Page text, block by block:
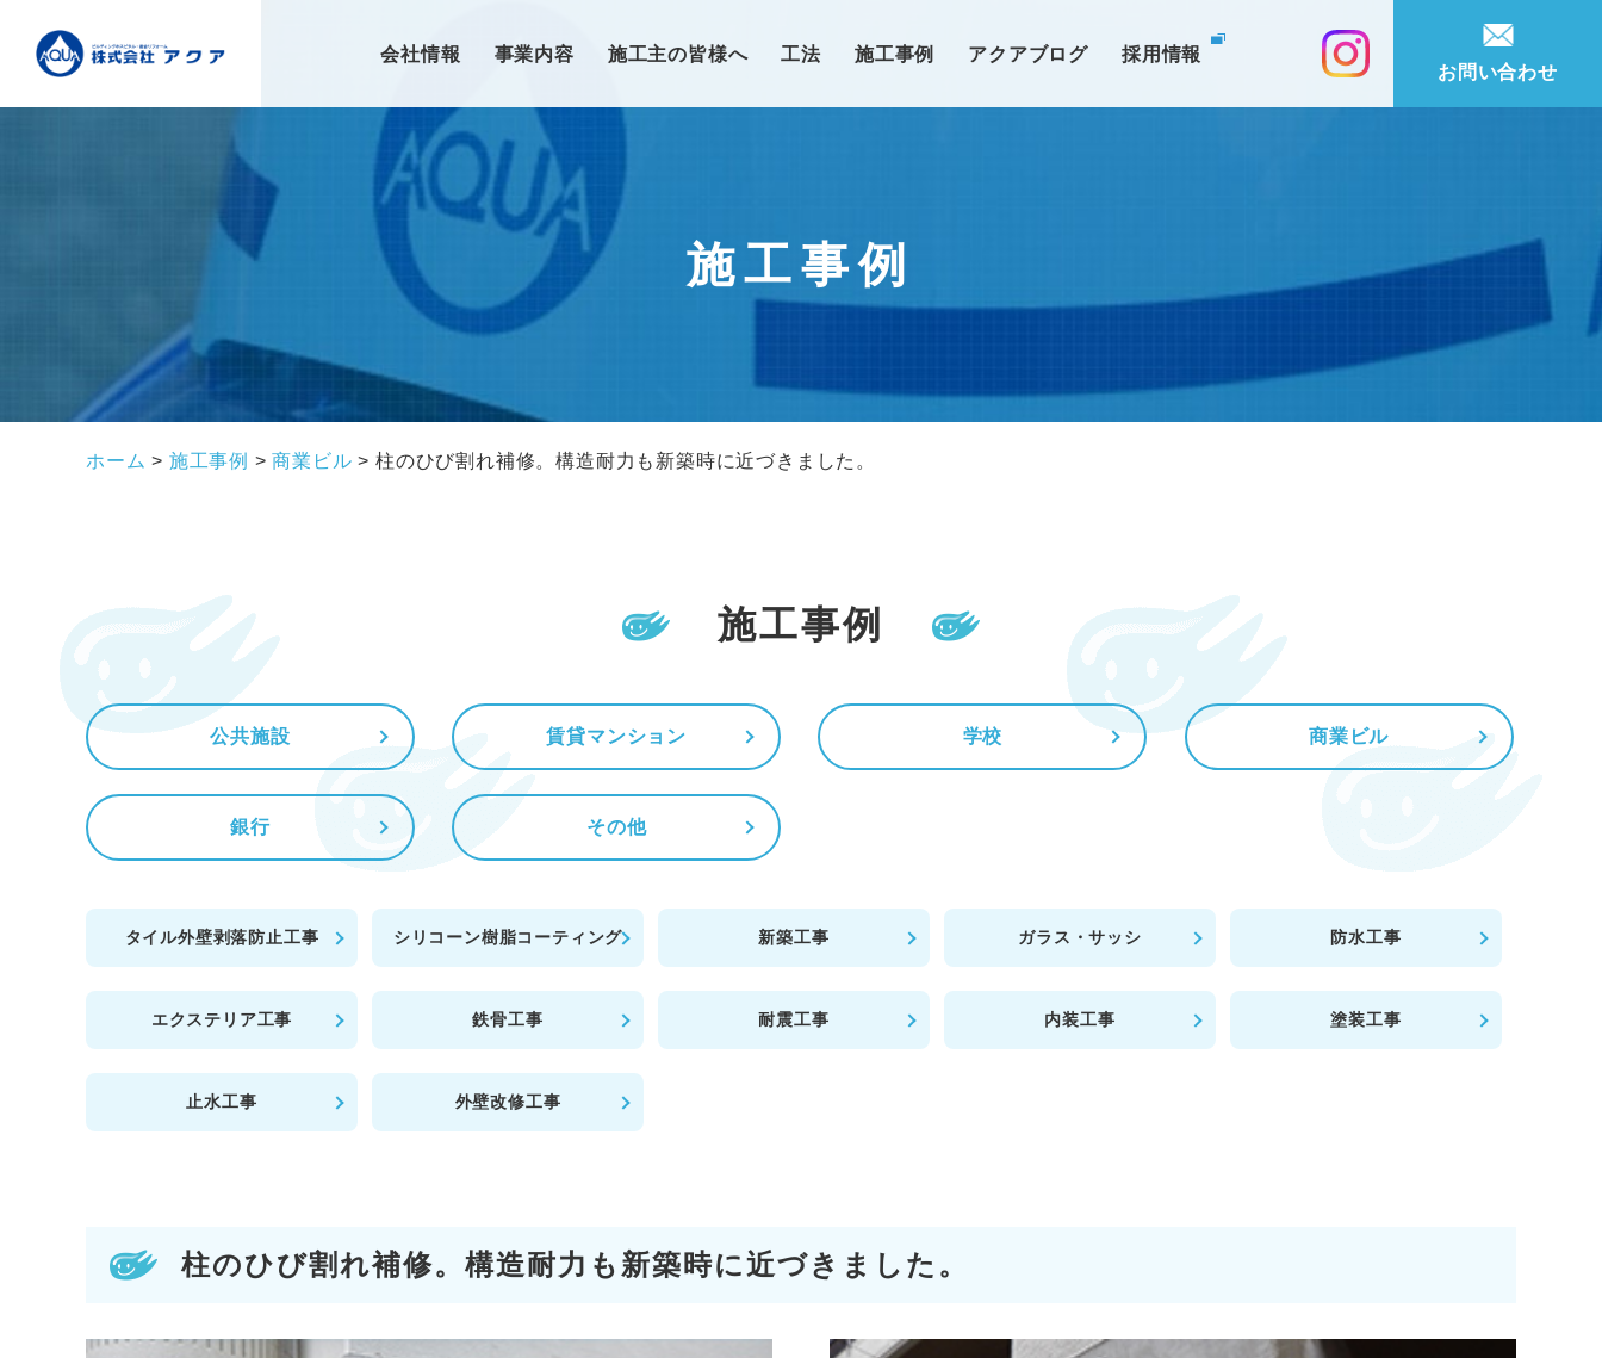
会社情報 事業内容 施工主の皆様へ 工法 施工事例 アクアブログ
採用情報
お問い合わせ
施工事例
ホーム > 施工事例 >商業ビル >柱のひび割れ補修。構造耐力も新築時に近づきました。
施工事例
公共施設 賃貸マンション 学校 商業ビル
銀行 その他
タイル外壁剥落防止工事 シリコーン樹脂コーティング 新築工事 ガラス・サッシ 防水工事
エクステリア工事 鉄骨工事 耐震工事 内装工事 塗装工事
止水工事 外壁改修工事
柱のひび割れ補修。構造耐力も新築時に近づきました。